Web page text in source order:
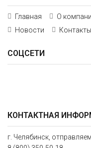
КОНТАКТНАЯ
г. Челябинск,
Главная О
Новости
Контакты
СОЦСЕТИ